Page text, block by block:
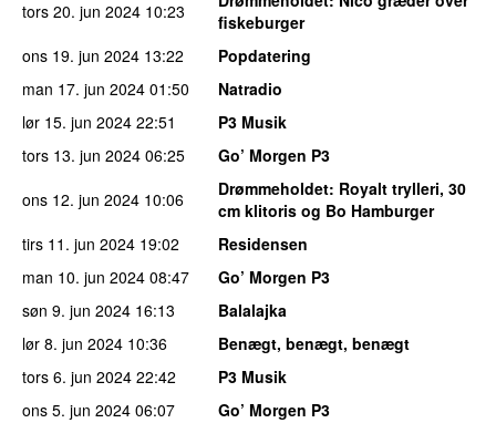
tors 20. jun 2024 10:23
fiskeburger
ons 19. jun 2024 13:22
Popdatering
man 17. jun 2024 01:50
Natradio
lør 15. jun 2024 22:51
P3 Musik
tors 13. jun 2024 06:25
Go’ Morgen P3
ons 12. jun 2024 10:06 Drømmeholdet: Royalt trylleri, 30
cm klitoris og Bo Hamburger
tirs 11. jun 2024 19:02
Residensen
man 10. jun 2024 08:47
Go’ Morgen P3
søn 9. jun 2024 16:13
Balalajka
lør 8. jun 2024 10:36
Benægt, benægt, benægt
tors 6. jun 2024 22:42
P3 Musik
ons 5. jun 2024 06:07
Go’ Morgen P3